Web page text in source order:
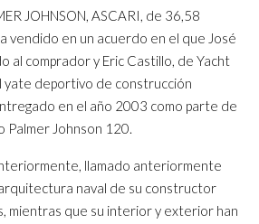
JOHNSON, ASCARI, de 36,58
vendido en un acuerdo en el que José
al comprador y Eric Castillo, de Yacht
yate deportivo de construcción
en el año 2003 como parte de
Palmer Johnson 120.
llamado anteriormente
naval de su constructor
mientras que su interior y exterior han